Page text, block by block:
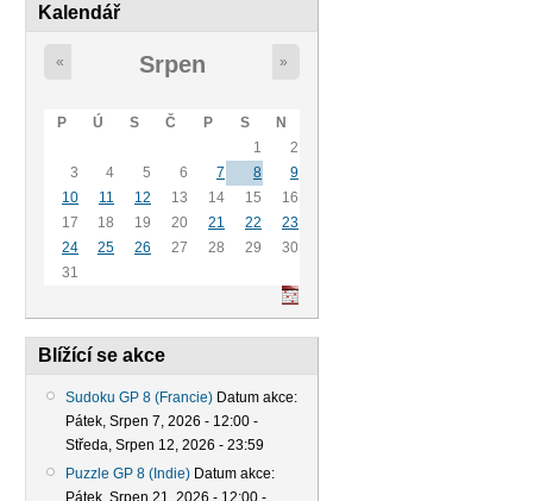
Kalendář
« Srpen »
P Ú S Č P S
N
1
2
3
4 5 6 7 8
9
10
11 12 13 14 15
16
17
18 19 20 21 22
23
24
25 26 27 28 29
30
31
Blížící se akce
Sudoku GP 8 (Francie) Datum akce:
Pátek, Srpen 7, 2026 - 12:00 -
Středa, Srpen 12, 2026 - 23:59
Puzzle GP 8 (Indie) Datum akce:
Pátek, Srpen 21, 2026 - 12:00 -